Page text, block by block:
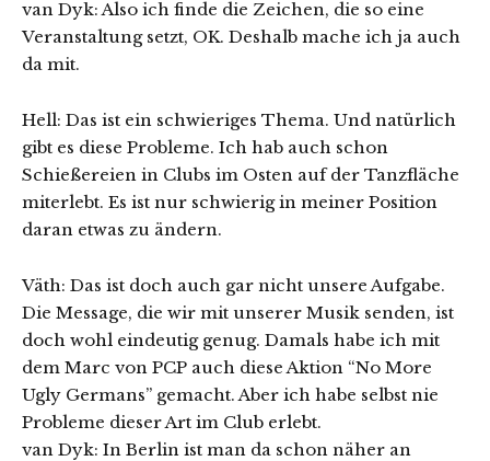
van Dyk: Also ich finde die Zeichen, die so eine
Veranstaltung setzt, OK. Deshalb mache ich ja auch
da mit.
Hell: Das ist ein schwieriges Thema. Und natürlich
gibt es diese Probleme. Ich hab auch schon
Schießereien in Clubs im Osten auf der Tanzfläche
miterlebt. Es ist nur schwierig in meiner Position
daran etwas zu ändern.
Väth: Das ist doch auch gar nicht unsere Aufgabe.
Die Message, die wir mit unserer Musik senden, ist
doch wohl eindeutig genug. Damals habe ich mit
dem Marc von PCP auch diese Aktion “No More
Ugly Germans” gemacht. Aber ich habe selbst nie
Probleme dieser Art im Club erlebt.
van Dyk: In Berlin ist man da schon näher an